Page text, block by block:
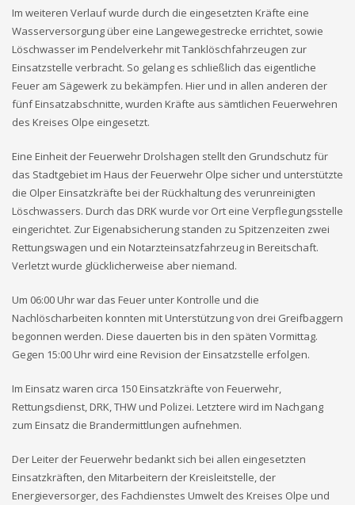
Im weiteren Verlauf wurde durch die eingesetzten Kräfte eine
Wasserversorgung über eine Langewegestrecke errichtet, sowie
Löschwasser im Pendelverkehr mit Tanklöschfahrzeugen zur
Einsatzstelle verbracht. So gelang es schließlich das eigentliche
Feuer am Sägewerk zu bekämpfen. Hier und in allen anderen der
fünf Einsatzabschnitte, wurden Kräfte aus sämtlichen Feuerwehren
des Kreises Olpe eingesetzt.
Eine Einheit der Feuerwehr Drolshagen stellt den Grundschutz für
das Stadtgebiet im Haus der Feuerwehr Olpe sicher und unterstützte
die Olper Einsatzkräfte bei der Rückhaltung des verunreinigten
Löschwassers. Durch das DRK wurde vor Ort eine Verpflegungsstelle
eingerichtet. Zur Eigenabsicherung standen zu Spitzenzeiten zwei
Rettungswagen und ein Notarzteinsatzfahrzeug in Bereitschaft.
Verletzt wurde glücklicherweise aber niemand.
Um 06:00 Uhr war das Feuer unter Kontrolle und die
Nachlöscharbeiten konnten mit Unterstützung von drei Greifbaggern
begonnen werden. Diese dauerten bis in den späten Vormittag.
Gegen 15:00 Uhr wird eine Revision der Einsatzstelle erfolgen.
Im Einsatz waren circa 150 Einsatzkräfte von Feuerwehr,
Rettungsdienst, DRK, THW und Polizei. Letztere wird im Nachgang
zum Einsatz die Brandermittlungen aufnehmen.
Der Leiter der Feuerwehr bedankt sich bei allen eingesetzten
Einsatzkräften, den Mitarbeitern der Kreisleitstelle, der
Energieversorger, des Fachdienstes Umwelt des Kreises Olpe und